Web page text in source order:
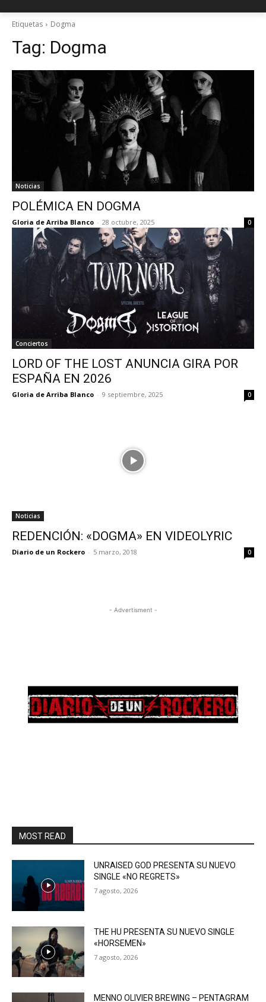
Etiquetas Dogma
Tag: Dogma
Noticias
POLÉMICA EN DOGMA
Gloria de Arriba Blanco - 28 octubre, 2025 0
Conciertos
LORD OF THE LOST ANUNCIA GIRA POR
ESPAÑA EN 2026
Gloria de Arriba Blanco - 9 septiembre, 2025 0
Noticias
REDENCIÓN: «DOGMA» EN VIDEOLYRIC
Diario de un Rockero - 5 marzo, 2018 0
- Advertisment -
MOST READ
UNRAISED GOD PRESENTA SU NUEVO
SINGLE «NO REGRETS»
7 agosto, 2026
THE HU PRESENTA SU NUEVO SINGLE
«HORSEMEN»
7 agosto, 2026
MENNO OLIVIER BREWING – PENTAGRAM